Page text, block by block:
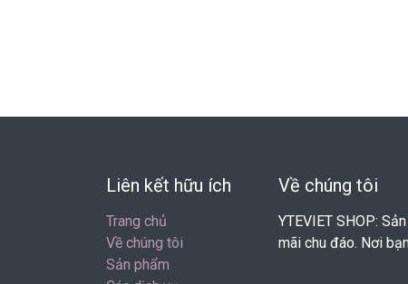
Liên kết hữu ích
Trang chủ
Về chúng tôi
Sản phẩm
Về chúng tôi
YTEVIET SHOP:
mãi chu đáo. Nơi